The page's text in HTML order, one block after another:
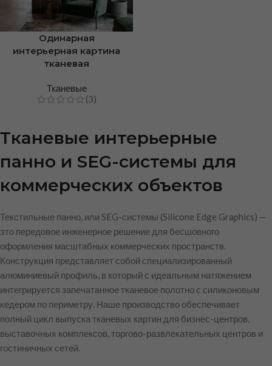
Одинарная
интерьерная картина
тканевая
Тканевые
(3)
Тканевые интерьерные
панно и SEG-системы для
коммерческих объектов
Текстильные панно, или SEG-системы (Silicone Edge Graphics) —
это передовое инженерное решение для бесшовного
оформления масштабных коммерческих пространств.
Конструкция представляет собой специализированный
алюминиевый профиль, в который с идеальным натяжением
интегрируется запечатанное тканевое полотно с силиконовым
кедером по периметру. Наше производство обеспечивает
полный цикл выпуска тканевых картин для бизнес-центров,
выставочных комплексов, торгово-развлекательных центров и
гостиничных сетей.